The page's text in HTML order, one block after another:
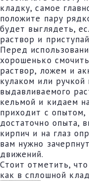
кладку, самое
положите пару
будет выглядеть,
раствор и
Перед
хорошенько
раствор, ложем и
кулаком или
выдавливаемого
кельмой и кидаем
приходит с опытом,
достаточно опыта,
кирпич и на глаз
вам нужно
движений.
Стоит отметить,
как в сплошной